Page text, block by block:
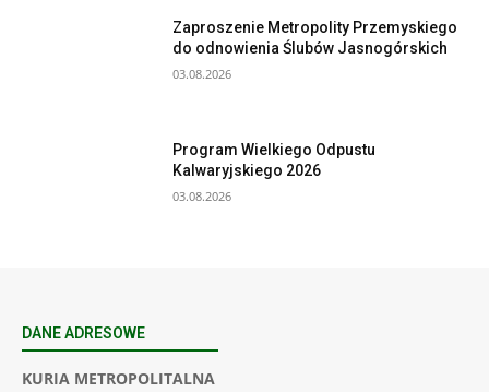
Zaproszenie Metropolity Przemyskiego
do odnowienia Ślubów Jasnogórskich
03.08.2026
Program Wielkiego Odpustu
Kalwaryjskiego 2026
03.08.2026
DANE ADRESOWE
KURIA METROPOLITALNA